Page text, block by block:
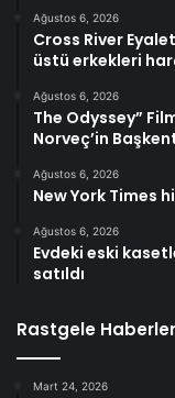
Ağustos 6, 2026
Cross River
üstü erkekleri
Ağustos 6, 2026
The Odyssey”
Norveç’in
Ağustos 6, 2026
New York Times
Ağustos 6, 2026
Evdeki eski
satıldı
Rastgele Haberler
Mart 24, 2026